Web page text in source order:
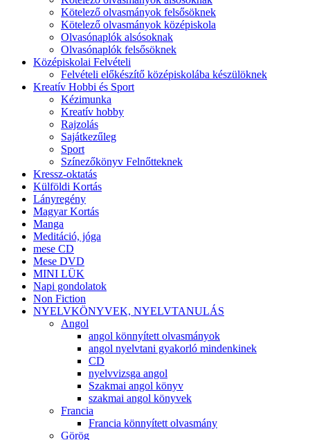
Kötelező olvasmányok felsősöknek
Kötelező olvasmányok középiskola
Olvasónaplók alsósoknak
Olvasónaplók felsősöknek
Középiskolai Felvételi
Felvételi előkészítő középiskolába készülöknek
Kreatív Hobbi és Sport
Kézimunka
Kreatív hobby
Rajzolás
Sajátkezűleg
Sport
Színezőkönyv Felnőtteknek
Kressz-oktatás
Külföldi Kortás
Lányregény
Magyar Kortás
Manga
Meditáció, jóga
mese CD
Mese DVD
MINI LÜK
Napi gondolatok
Non Fiction
NYELVKÖNYVEK, NYELVTANULÁS
Angol
angol könnyített olvasmányok
angol nyelvtani gyakorló mindenkinek
CD
nyelvvizsga angol
Szakmai angol könyv
szakmai angol könyvek
Francia
Francia könnyített olvasmány
Görög